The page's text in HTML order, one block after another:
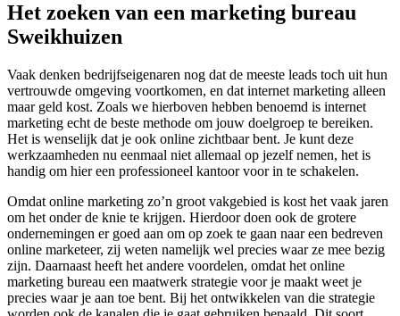
Het zoeken van een marketing bureau
Sweikhuizen
Vaak denken bedrijfseigenaren nog dat de meeste leads toch uit hun
vertrouwde omgeving voortkomen, en dat internet marketing alleen
maar geld kost. Zoals we hierboven hebben benoemd is internet
marketing echt de beste methode om jouw doelgroep te bereiken.
Het is wenselijk dat je ook online zichtbaar bent. Je kunt deze
werkzaamheden nu eenmaal niet allemaal op jezelf nemen, het is
handig om hier een professioneel kantoor voor in te schakelen.
Omdat online marketing zo’n groot vakgebied is kost het vaak jaren
om het onder de knie te krijgen. Hierdoor doen ook de grotere
ondernemingen er goed aan om op zoek te gaan naar een bedreven
online marketeer, zij weten namelijk wel precies waar ze mee bezig
zijn. Daarnaast heeft het andere voordelen, omdat het online
marketing bureau een maatwerk strategie voor je maakt weet je
precies waar je aan toe bent. Bij het ontwikkelen van die strategie